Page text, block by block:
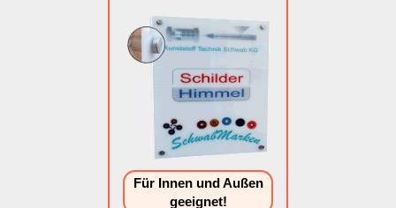
Für Innen und Außen
geeignet!